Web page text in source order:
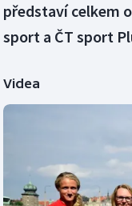
představí celkem
sport a ČT sport
Videa